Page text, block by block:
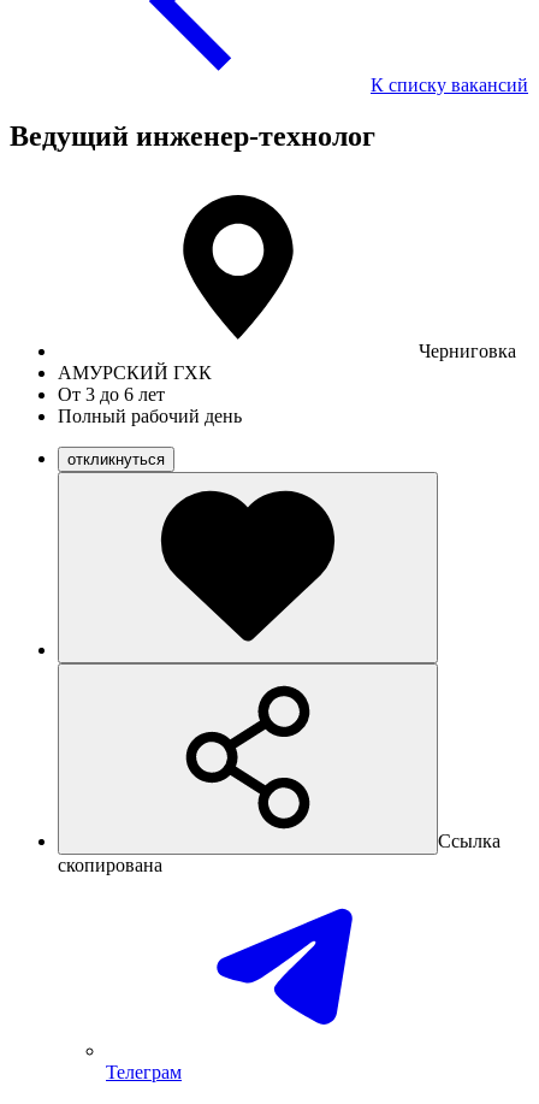
К списку вакансий
Ведущий инженер-технолог
Черниговка
АМУРСКИЙ ГХК
От 3 до 6 лет
Полный рабочий день
откликнуться
Ссылка
скопирована
Телеграм